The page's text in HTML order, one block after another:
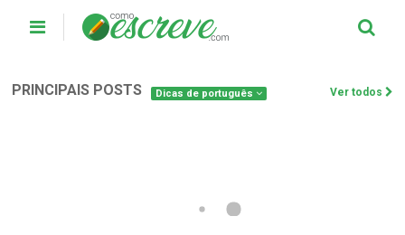
PRINCIPAIS POSTS Dicas de português Ver todos